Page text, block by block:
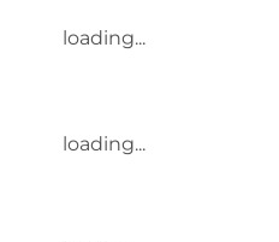
loading...
loading...